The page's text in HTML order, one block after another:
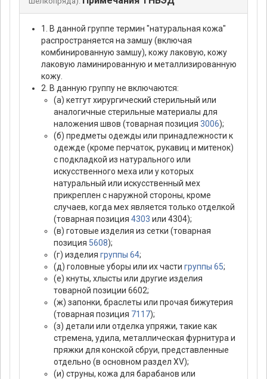
1. В данной группе термин "натуральная кожа"
распространяется на замшу (включая
комбинированную замшу), кожу лаковую, кожу
лаковую ламинированную и металлизированную
кожу.
2. В данную группу не включаются:
(а) кетгут хирургический стерильный или
аналогичные стерильные материалы для
наложения швов (товарная позиция 3006);
(б) предметы одежды или принадлежности к
одежде (кроме перчаток, рукавиц и митенок)
с подкладкой из натурального или
искусственного меха или у которых
натуральный или искусственный мех
прикреплен с наружной стороны, кроме
случаев, когда мех является только отделкой
(товарная позиция 4303 или 4304);
(в) готовые изделия из сетки (товарная
позиция 5608);
(г) изделия группы 64;
(д) головные уборы или их части группы 65;
(е) кнуты, хлысты или другие изделия
товарной позиции 6602;
(ж) запонки, браслеты или прочая бижутерия
(товарная позиция 7117);
(з) детали или отделка упряжи, такие как
стремена, удила, металлическая фурнитура и
пряжки для конской сбруи, представленные
отдельно (в основном раздел XV);
(и) струны, кожа для барабанов или